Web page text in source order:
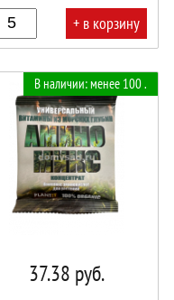
+ в корзину
В наличии: менее 100 .
37.38 руб.